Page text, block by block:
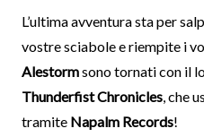
L’ultima avventura sta per
vostre sciabole e riempite i
Alestormsono tornati con il
Thunderfist Chronicles, che
tramite Napalm Records!